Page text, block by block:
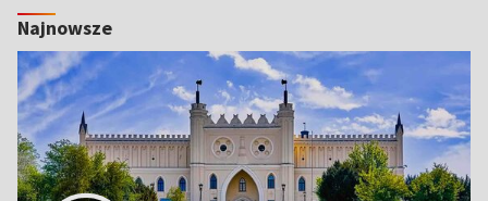
Najnowsze